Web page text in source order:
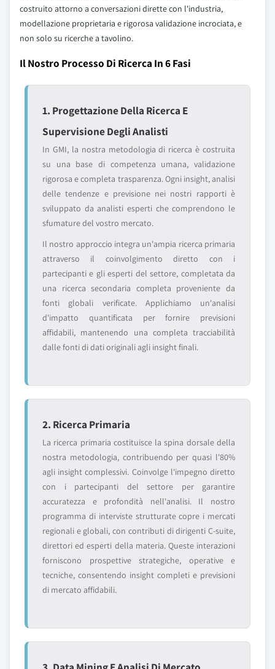
costruito attorno a conversazioni dirette con l'industria,
modellazione proprietaria e rigorosa validazione incrociata, e
non solo su ricerche a tavolino.
Il Nostro Processo Di Ricerca In 6 Fasi
1. Progettazione Della Ricerca E
Supervisione Degli Analisti
In GMI, la nostra metodologia di ricerca è costruita
su una base di competenza umana, validazione
rigorosa e completa trasparenza. Ogni insight, analisi
delle tendenze e previsione nei nostri rapporti è
sviluppato da analisti esperti che comprendono le
sfumature del vostro mercato.
Il nostro approccio integra un'ampia ricerca primaria
attraverso il coinvolgimento diretto con i
partecipanti e gli esperti del settore, completata da
una ricerca secondaria completa proveniente da
fonti globali verificate. Applichiamo un'analisi
d'impatto quantificata per fornire previsioni
affidabili, mantenendo una completa tracciabilità
dalle fonti di dati originali agli insight finali.
2. Ricerca Primaria
La ricerca primaria costituisce la spina dorsale della
nostra metodologia, contribuendo per quasi l'80%
agli insight complessivi. Coinvolge l'impegno diretto
con i partecipanti del settore per garantire
accuratezza e profondità nell'analisi. Il nostro
programma di interviste strutturate copre i mercati
regionali e globali, con contributi di dirigenti C-suite,
direttori ed esperti della materia. Queste interazioni
forniscono prospettive strategiche, operative e
tecniche, consentendo insight completi e previsioni
di mercato affidabili.